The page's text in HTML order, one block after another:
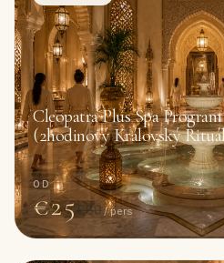
Cleopatra Plus Spa
(2hodinový Královský
OD
€25€80/ pers